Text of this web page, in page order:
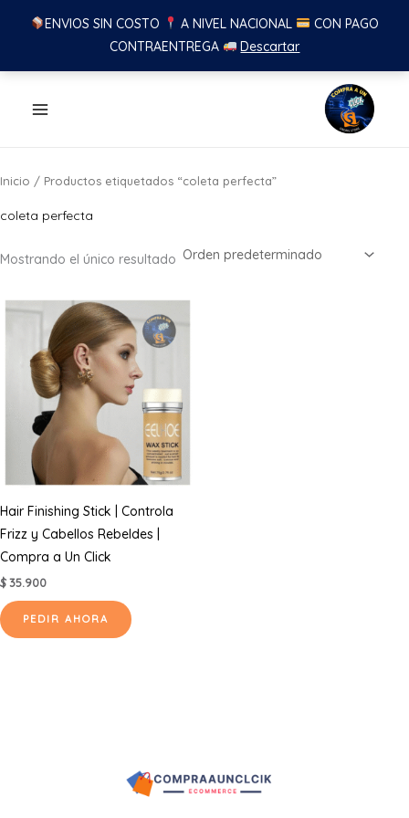
ENVIOS SIN COSTO A NIVEL NACIONAL
CON PAGO
CONTRAENTREGA
Descartar
Inicio / Productos etiquetados “coleta perfecta”
coleta perfecta
Mostrando el único resultado
Hair Finishing Stick | Controla
Frizz y Cabellos Rebeldes |
Compra a Un Click
$35.900
PEDIR AHORA